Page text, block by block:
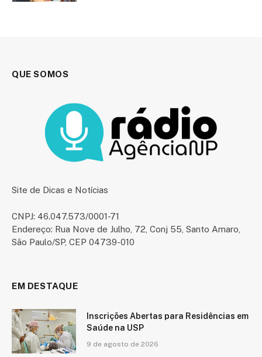
QUE SOMOS
Site de Dicas e Notícias
CNPJ: 46.047.573/0001-71
Endereço: Rua Nove de Julho, 72, Conj 55, Santo Amaro,
São Paulo/SP, CEP 04739-010
EM DESTAQUE
Inscrições Abertas para Residências em
Saúde na USP
9 de agosto de 2026